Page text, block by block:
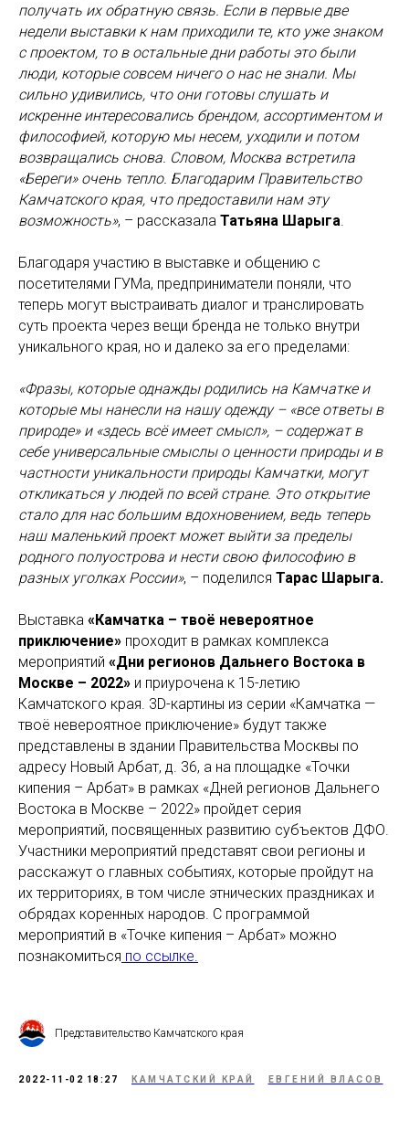
получать их обратную связь. Если в первые две
недели выставки к нам приходили те, кто уже знаком
с проектом, то в остальные дни работы это были
люди, которые совсем ничего о нас не знали. Мы
сильно удивились, что они готовы слушать и
искренне интересовались брендом, ассортиментом и
философией, которую мы несем, уходили и потом
возвращались снова. Словом, Москва встретила
«Береги» очень тепло. Благодарим Правительство
Камчатского края, что предоставили нам эту
возможность», – рассказала Татьяна Шарыга
Благодаря участию в выставке и общению с
посетителями ГУМа, предприниматели поняли, что
теперь могут выстраивать диалог и транслировать
суть проекта через вещи бренда не только внутри
уникального края, но и далеко за его пределами:
«Фразы, которые однажды родились на Камчатке и
которые мы нанесли на нашу одежду – «все ответы в
природе» и «здесь всё имеет смысл», – содержат в
себе универсальные смыслы о ценности природы и в
частности уникальности природы Камчатки, могут
откликаться у людей по всей стране. Это открытие
стало для нас большим вдохновением, ведь теперь
наш маленький проект может выйти за пределы
родного полуострова и нести свою философию в
разных уголках России», – поделился Тарас Шарыга.
Выставка «Камчатка – твоё невероятное
приключение» проходит в рамках комплекса
мероприятий «Дни регионов Дальнего Востока в
Москве – 2022» и приурочена к 15-летию
Камчатского края. 3D-картины из серии «Камчатка —
твоё невероятное приключение» будут также
представлены в здании Правительства Москвы по
адресу Новый Арбат, д. 36, а на площадке «Точки
кипения – Арбат» в рамках «Дней регионов Дальнего
Востока в Москве – 2022» пройдет серия
мероприятий, посвященных развитию субъектов ДФО.
Участники мероприятий представят свои регионы и
расскажут о главных событиях, которые пройдут на
их территориях, в том числе этнических праздниках и
обрядах коренных народов. С программой
мероприятий в «Точке кипения – Арбат» можно
познакомиться по ссылке.
Представительство Камчатского края
2022-11-02 18:27 КАМЧАТСКИЙ КРАЙ ЕВГЕНИЙ ВЛАСОВ